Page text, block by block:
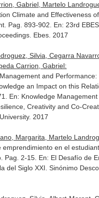
Gabriel, Martelo
Climate and Effectiveness
Pag. 893-902. En: 23rd
. Ebes. 2017
Silvia, Cegarra
Carrion, Gabriel:
and Performance:
an Impact on this
En: Knowledge
Creativity and Co-
2017
Margarita, Martelo
emprendimiento en el
Pag. 2-15. En: El Desafío de
del Siglo XXI . Sinónimo